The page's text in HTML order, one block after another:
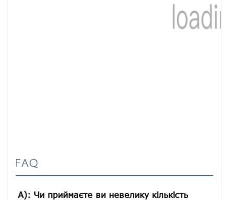
FAQ
A): Чи приймаєте ви невелику кількість